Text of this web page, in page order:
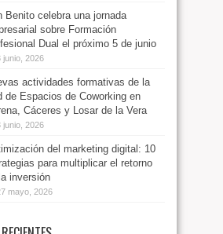
Benito celebra una jornada
sobre Formación
Dual el próximo 5 de junio
junio, 2026
actividades formativas de la
de Espacios de Coworking en
Cáceres y Losar de la Vera
junio, 2026
del marketing digital: 10
para multiplicar el retorno
inversión
mayo, 2026